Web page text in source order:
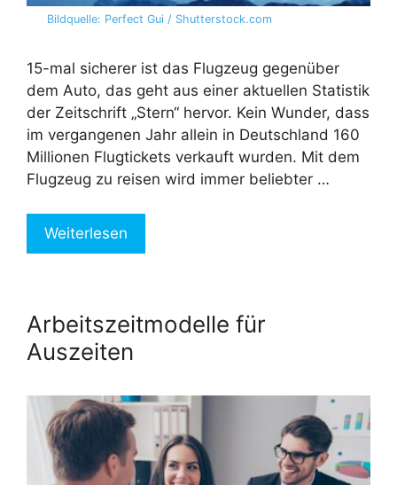
Bildquelle: Perfect Gui / Shutterstock.com
15-mal sicherer ist das Flugzeug gegenüber
dem Auto, das geht aus einer aktuellen Statistik
der Zeitschrift „Stern“ hervor. Kein Wunder, dass
im vergangenen Jahr allein in Deutschland 160
Millionen Flugtickets verkauft wurden. Mit dem
Flugzeug zu reisen wird immer beliebter …
Weiterlesen
Arbeitszeitmodelle für
Auszeiten